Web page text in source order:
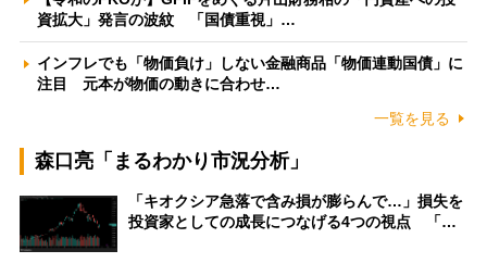
資拡大」発言の波紋 「国債重視」…
インフレでも「物価負け」しない金融商品「物価連動国債」に
注目 元本が物価の動きに合わせ…
一覧を見る
森口亮「まるわかり市況分析」
「キオクシア急落で含み損が膨らんで…」損失を
投資家としての成長につなげる4つの視点 「…